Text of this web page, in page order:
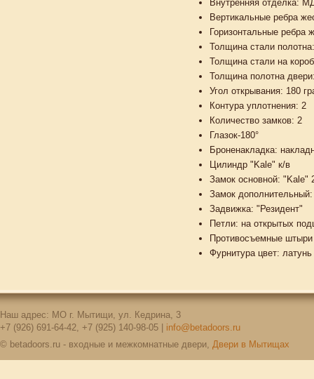
Внутренняя отделка:
Вертикальные ребра
Горизонтальные ребра
Толщина стали
Толщина стали на
Толщина полотна
Угол открывания: 180
Контура уплотнения: 2
Количество замков: 2
Глазок-180°
Броненакладка:
Цилиндр "Kale" к/в
Замок основной: "Kale"
Замок
Задвижка: "Резидент"
Петли: на открытых
Противосъемные
Фурнитура цвет: латунь
Наш адрес: МО г. Мытищи, ул. Кедрина, 3
+7 (926) 691-64-42, +7 (925) 140-98-05 | info@betadoors.ru
© betadoors.ru - входные и межкомнатные двери, Двери в Мытищах